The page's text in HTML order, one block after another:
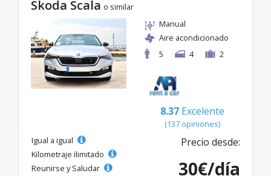
Skoda Scala o similar
Manual
Aire acondicionado
5
4 2
8.37 Excelente
(137 opiniones)
Igual a igual
Kilometraje ilimitado
Reunirse y Saludar
Precio desde:
30€/día